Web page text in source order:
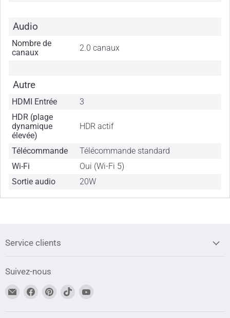
Audio
Nombre de
canaux
2.0 canaux
Autre
HDMI Entrée
3
HDR (plage
dynamique
élevée)
HDR actif
Télécommande
Télécommande standard
Wi-Fi
Oui (Wi-Fi 5)
Sortie audio
20W
Service clients
Suivez-nous
Trouvez-Trouvez-Trouvez-Trouvez-